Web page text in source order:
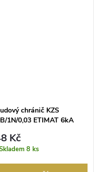
chránič KZS
1N/0,03 ETIMAT 6kA
Kč
8 ks